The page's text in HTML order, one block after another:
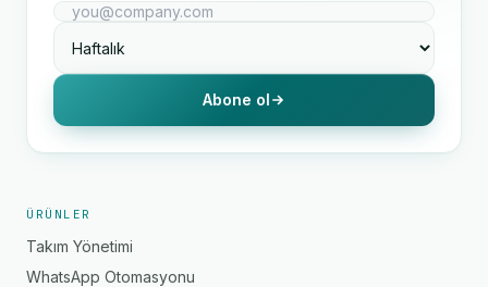
Abone ol
ÜRÜNLER
Takım Yönetimi
WhatsApp Otomasyonu